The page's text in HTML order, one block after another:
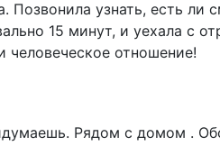
Позвонила узнать, есть ли
15 минут, и уехала с
человеческое отношение!
Рядом с домом .